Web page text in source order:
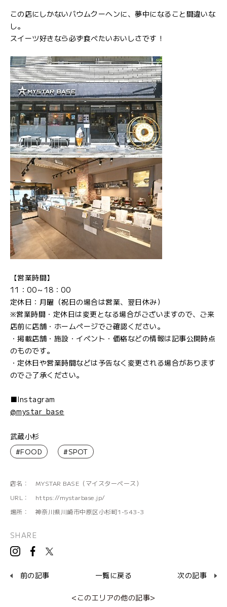
この店にしかないバウムクーヘンに、夢中になること間違いな
し。
スイーツ好きなら必ず食べたいおいしさです！
【営業時間】
11：00～18：00
定休日：月曜（祝日の場合は営業、翌日休み）
※営業時間・定休日は変更となる場合がございますので、ご来
店前に店舗・ホームページでご確認ください。
・掲載店舗・施設・イベント・価格などの情報は記事公開時点
のものです。
・定休日や営業時間などは予告なく変更される場合があります
のでご了承ください。
■Instagram
@mystar_base
武蔵小杉
#FOOD #SPOT
店名：
MYSTAR BASE（マイスターベース）
URL：
https://mystarbase.jp/
場所：
神奈川県川崎市中原区小杉町1-543-3
SHARE
前の記事 一覧に戻る 次の記事
<このエリアの他の記事>